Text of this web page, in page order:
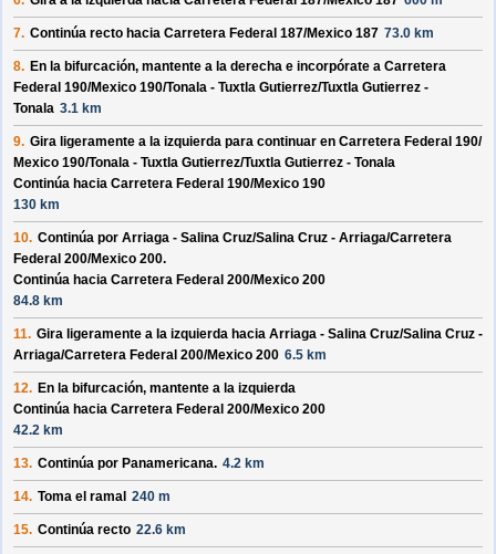
7. Continúa recto hacia Carretera Federal 187/Mexico 187 73.0 km
8. En la bifurcación, mantente a la derecha e incorpórate a Carretera
Federal 190/Mexico 190/Tonala - Tuxtla Gutierrez/Tuxtla Gutierrez -
Tonala 3.1 km
9. Gira ligeramente a la izquierda para continuar en Carretera Federal 190/
Mexico 190/Tonala - Tuxtla Gutierrez/Tuxtla Gutierrez - Tonala
Continúa hacia Carretera Federal 190/Mexico 190
130 km
10. Continúa por Arriaga - Salina Cruz/Salina Cruz - Arriaga/Carretera
Federal 200/Mexico 200.
Continúa hacia Carretera Federal 200/Mexico 200
84.8 km
11. Gira ligeramente a la izquierda hacia Arriaga - Salina Cruz/Salina Cruz -
Arriaga/Carretera Federal 200/Mexico 200 6.5 km
12. En la bifurcación, mantente a la izquierda
Continúa hacia Carretera Federal 200/Mexico 200
42.2 km
13. Continúa por Panamericana. 4.2 km
14. Toma el ramal 240 m
15. Continúa recto 22.6 km